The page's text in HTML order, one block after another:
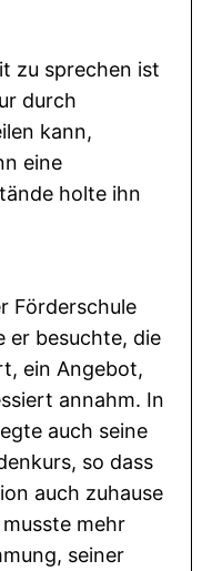
zu sprechen ist
durch
kann,
eine
holte ihn
Förderschule
er besuchte, die
ein Angebot,
annahm. In
auch seine
so dass
auch zuhause
mehr
seiner